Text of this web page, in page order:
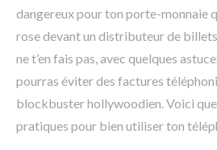
dangereux pour ton porte-monnaie
rose devant un distributeur de
ne t’en fais pas, avec quelques
pourras éviter des factures
blockbuster hollywoodien. Voici
pratiques pour bien utiliser ton